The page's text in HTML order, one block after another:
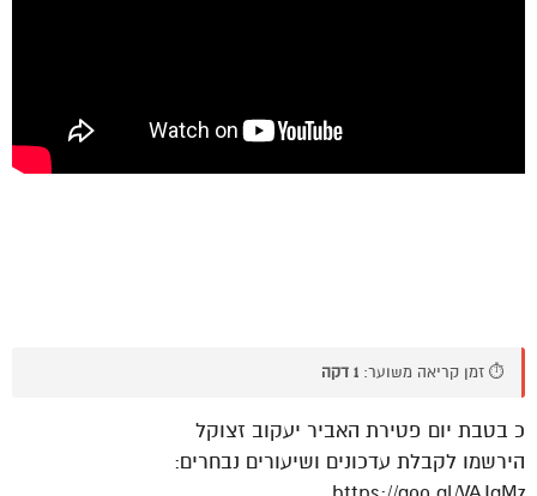
⏱️ זמן קריאה משוער: 1 דקה
כ בטבת יום פטירת האביר יעקוב זצוקל
הירשמו לקבלת עדכונים ושיעורים נבחרים: